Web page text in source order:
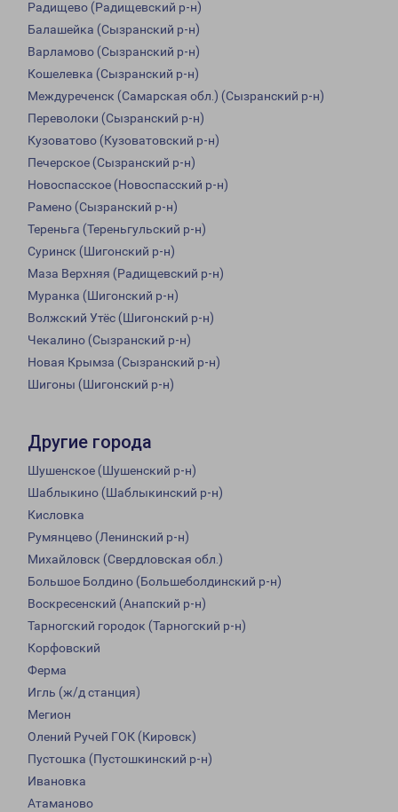
Радищево (Радищевский р-н)
Балашейка (Сызранский р-н)
Варламово (Сызранский р-н)
Кошелевка (Сызранский р-н)
Междуреченск (Самарская обл.) (Сызранский р-н)
Переволоки (Сызранский р-н)
Кузоватово (Кузоватовский р-н)
Печерское (Сызранский р-н)
Новоспасское (Новоспасский р-н)
Рамено (Сызранский р-н)
Тереньга (Тереньгульский р-н)
Суринск (Шигонский р-н)
Маза Верхняя (Радищевский р-н)
Муранка (Шигонский р-н)
Волжский Утёс (Шигонский р-н)
Чекалино (Сызранский р-н)
Новая Крымза (Сызранский р-н)
Шигоны (Шигонский р-н)
Другие города
Шушенское (Шушенский р-н)
Шаблыкино (Шаблыкинский р-н)
Кисловка
Румянцево (Ленинский р-н)
Михайловск (Свердловская обл.)
Большое Болдино (Большеболдинский р-н)
Воскресенский (Анапский р-н)
Тарногский городок (Тарногский р-н)
Корфовский
Ферма
Игль (ж/д станция)
Мегион
Олений Ручей ГОК (Кировск)
Пустошка (Пустошкинский р-н)
Ивановка
Атаманово